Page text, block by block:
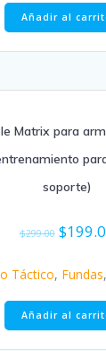
Añadir al
Matrix para
soporte)
$299.00 $
Táctico, Fundas,
Añadir al